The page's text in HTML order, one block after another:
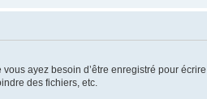
ayez besoin d’être enregistré pour
des fichiers, etc.